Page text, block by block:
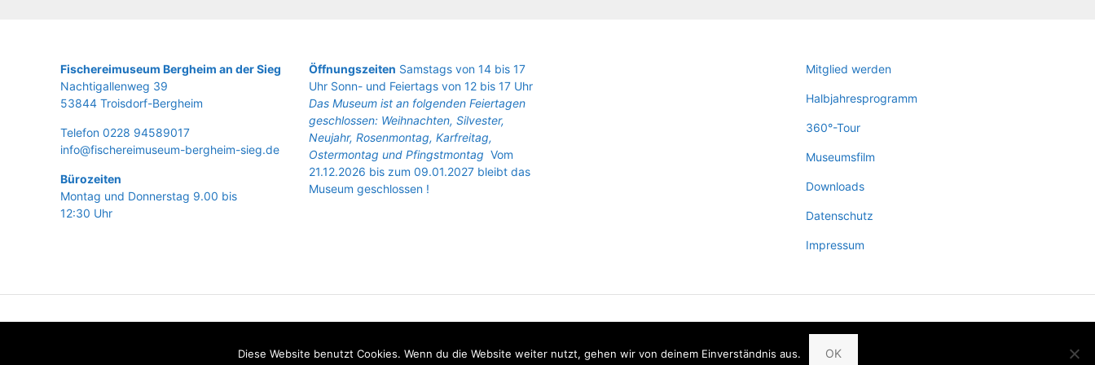
Fische­rei­mu­se­um Berg­heim an der Sieg
Nach­ti­gal­len­weg 39
53844 Troisdorf-Bergheim
Tele­fon 0228 94589017
info@fischereimuseum-bergheim-sieg.de
Büro­zei­ten
Mon­tag und Don­ners­tag 9.00 bis
12:30 Uhr
Öffnungszeiten Samstags von 14 bis 17
Uhr Sonn- und Feiertags von 12 bis 17 Uhr
Das Museum ist an folgenden Feiertagen
geschlossen: Weihnachten, Silvester,
Neujahr, Rosenmontag, Karfreitag,
Ostermontag und Pfingstmontag Vom
21.12.2026 bis zum 09.01.2027 bleibt das
Museum geschlossen !
Mit­glied werden
Halb­jah­res­pro­gramm
360°-Tour
Muse­ums­film
Down­loads
Daten­schutz
Impres­sum
Diese Website benutzt Cookies. Wenn du die Website weiter nutzt, gehen wir von deinem Einverständnis aus. OK